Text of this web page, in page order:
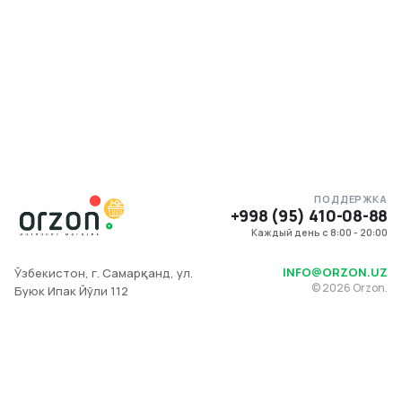
ПОДДЕРЖКА
+998 (95) 410-08-88
Каждый день с 8:00 - 20:00
Ўзбекистон, г. Самарқанд, ул.
Буюк Ипак Йўли 112
INFO@ORZON.UZ
©2026 Orzon.